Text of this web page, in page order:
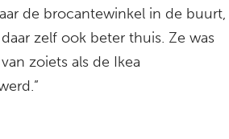
de brocantewinkel in de buurt,
zelf ook beter thuis. Ze was
zoiets als de Ikea